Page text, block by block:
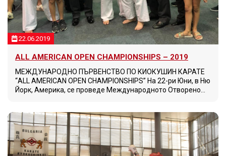
22.06.2019
ALL AMERICAN OPEN CHAMPIONSHIPS – 2019
МЕЖДУНАРОДНО ПЪРВЕНСТВО ПО КИОКУШИН КАРАТЕ
“ALL AMERICAN OPEN CHAMPIONSHIPS” На 22-ри Юни, в Ню
Йорк, Америка, се проведе Международното Отворено…